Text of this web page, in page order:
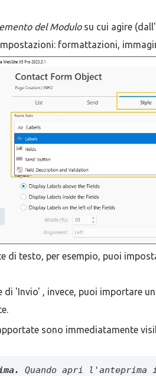
del Modulosu cui agire
formattazioni,
di testo, per esempio, puoi
di 'Invio' , invece, puoi importare
sono immediatamente
Quando apri